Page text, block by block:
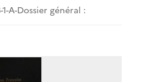
A-Dossier général :